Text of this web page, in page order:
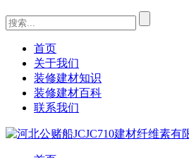
首页
关于我们
装修建材知识
装修建材百科
联系我们